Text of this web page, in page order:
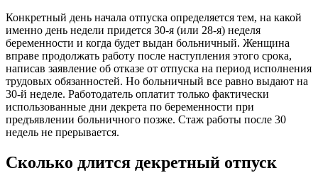
Конкретный день начала отпуска определяется тем, на какой
именно день недели придется 30-я (или 28-я) неделя
беременности и когда будет выдан больничный. Женщина
вправе продолжать работу после наступления этого срока,
написав заявление об отказе от отпуска на период исполнения
трудовых обязанностей. Но больничный все равно выдают на
30-й неделе. Работодатель оплатит только фактически
использованные дни декрета по беременности при
предъявлении больничного позже. Стаж работы после 30
недель не прерывается.
Сколько длится декретный отпуск